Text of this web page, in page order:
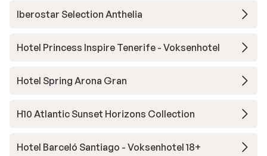
Iberostar Selection Anthelia
Hotel Princess Inspire Tenerife - Voksenhotel
Hotel Spring Arona Gran
H10 Atlantic Sunset Horizons Collection
Hotel Barceló Santiago - Voksenhotel 18+